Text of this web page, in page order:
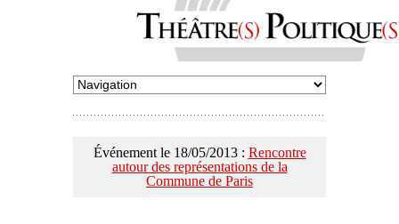
Événement le 18/05/2013 : Rencontre
autour des représentations de la
Commune de Paris